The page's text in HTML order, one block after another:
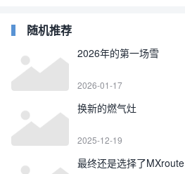
随机推荐
2026年的第一场雪
2026-01-17
换新的燃气灶
2025-12-19
最终还是选择了MXroute